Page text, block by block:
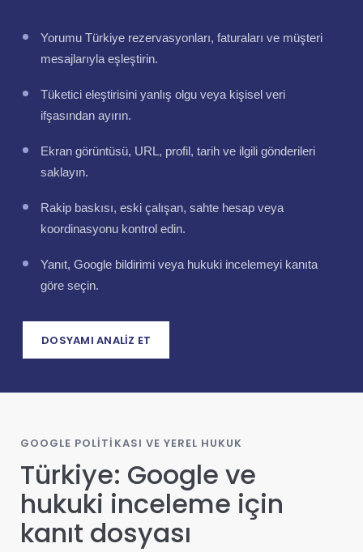
Yorumu Türkiye rezervasyonları, faturaları ve müşteri
mesajlarıyla eşleştirin.
Tüketici eleştirisini yanlış olgu veya kişisel veri
ifşasından ayırın.
Ekran görüntüsü, URL, profil, tarih ve ilgili gönderileri
saklayın.
Rakip baskısı, eski çalışan, sahte hesap veya
koordinasyonu kontrol edin.
Yanıt, Google bildirimi veya hukuki incelemeyi kanıta
göre seçin.
DOSYAMI ANALIZ ET
GOOGLE POLITIKASI VE YEREL HUKUK
Türkiye: Google ve
hukuki inceleme için
kanıt dosyası